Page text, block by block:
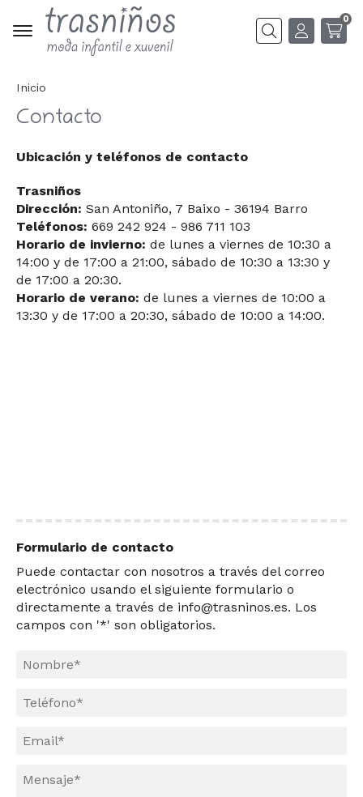
Buscar
0
Inicio
Contacto
Ubicación y teléfonos de contacto
Trasniños
Dirección: San Antoniño, 7 Baixo - 36194 Barro
Teléfonos: 669 242 924 - 986 711 103
Horario de invierno: de lunes a viernes de 10:30 a
14:00 y de 17:00 a 21:00, sábado de 10:30 a 13:30 y
de 17:00 a 20:30.
Horario de verano: de lunes a viernes de 10:00 a
13:30 y de 17:00 a 20:30, sábado de 10:00 a 14:00.
Formulario de contacto
Puede contactar con nosotros a través del correo
electrónico usando el siguiente formulario o
directamente a través de info@trasninos.es. Los
campos con '*' son obligatorios.